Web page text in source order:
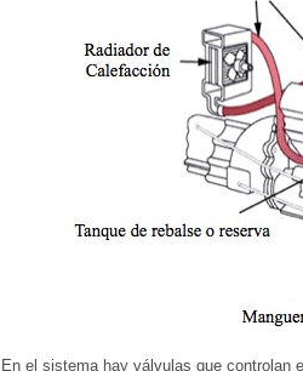
En el sistema hay válvulas que controlan